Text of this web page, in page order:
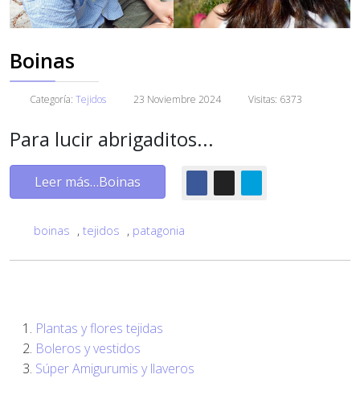
Boinas
Categoría: Tejidos 23 Noviembre 2024 Visitas: 6373
Para lucir abrigaditos...
Leer más…Boinas
boinas , tejidos , patagonia
Plantas y flores tejidas
Boleros y vestidos
Súper Amigurumis y llaveros